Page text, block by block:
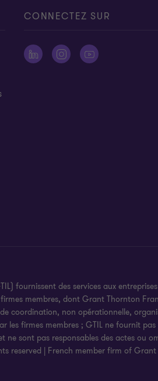
CONNECTEZ SUR
fournissent des services aux
membres, dont Grant Thornton
coordination, non opérationnelle,
les firmes membres ; GTIL ne fournit pas
sont pas responsables des actes ou
reserved | French member firm of